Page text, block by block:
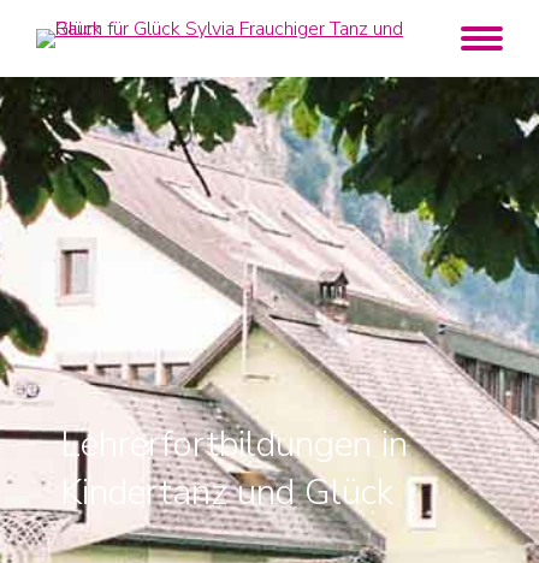
Lehrerfortbildungen in
Kindertanz und Glück